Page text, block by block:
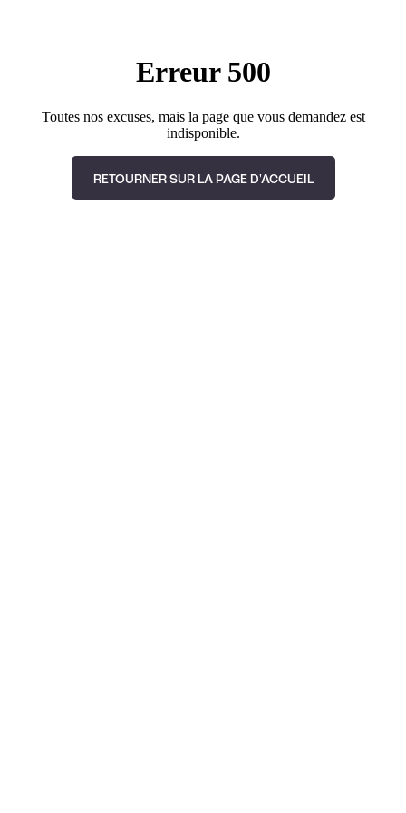
Erreur 500
Toutes nos excuses, mais la page que vous demandez est
indisponible.
RETOURNER SUR LA PAGE D'ACCUEIL